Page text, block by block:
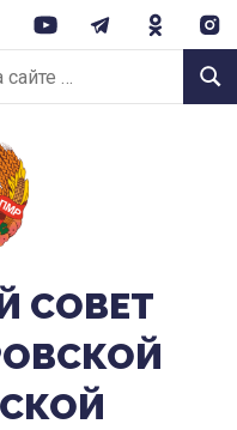
CОВЕТ